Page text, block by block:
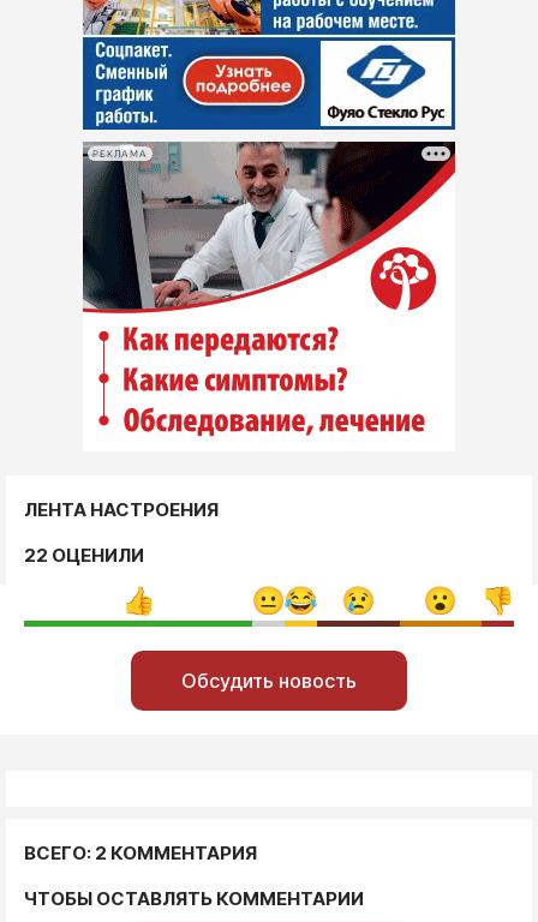
РЕКЛАМА
ЛЕНТА НАСТРОЕНИЯ
22 ОЦЕНИЛИ
Обсудить новость
ВСЕГО: 2 КОММЕНТАРИЯ
ЧТОБЫ ОСТАВЛЯТЬ КОММЕНТАРИИ